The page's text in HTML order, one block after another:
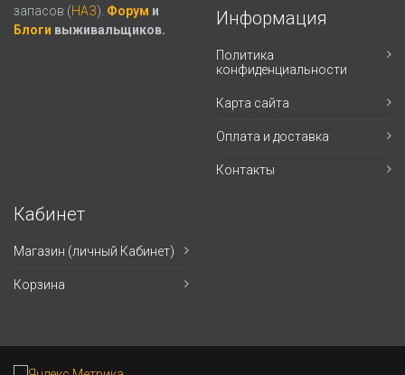
запасов (НАЗ). Форум и
Блоги выживальщиков.
Информация
Политика
конфиденциальности
Карта сайта
Оплата и доставка
Контакты
Кабинет
Магазин (личный Кабинет)
Корзина